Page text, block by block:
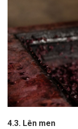
4.3. Lên men